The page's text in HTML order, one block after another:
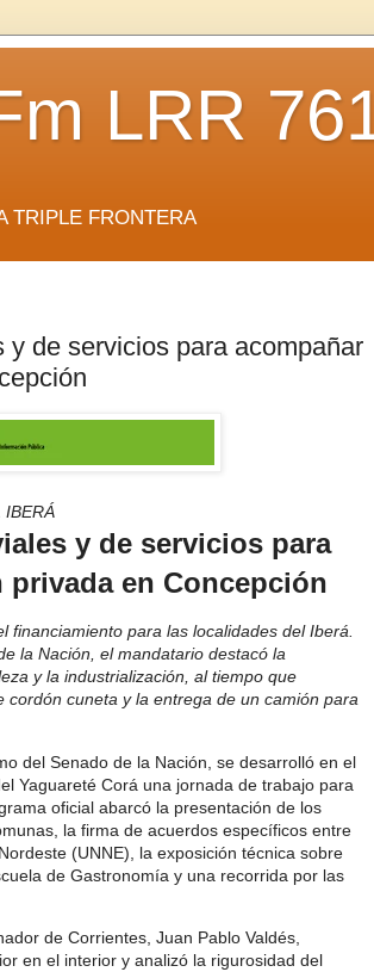
LRR
TRIPLE FRONTERA
de servicios para acompañar
IBERÁ
y de servicios para
en Concepción
financiamiento para las localidades del Iberá.
la Nación, el mandatario destacó la
y la industrialización, al tiempo que
cuneta y la entrega de un camión para
del Senado de la Nación, se desarrolló en el
Yaguareté Corá una jornada de trabajo para
oficial abarcó la presentación de los
la firma de acuerdos específicos entre
(UNNE), la exposición técnica sobre
de Gastronomía y una recorrida por las
de Corrientes, Juan Pablo Valdés,
en el interior y analizó la rigurosidad del